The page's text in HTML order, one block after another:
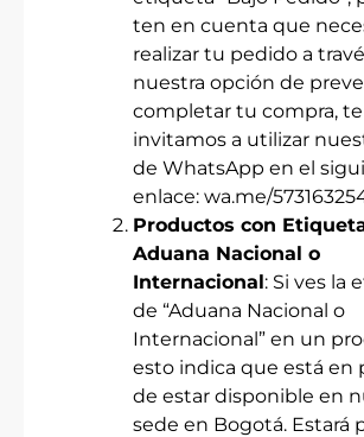
ten en cuenta que
realizar tu pedido a
nuestra opción de
completar tu compra, te
invitamos a utilizar
de WhatsApp en el
enlace: wa.me/
Productos con
Aduana Nacional o
Internacional: Si ves la
de “Aduana Nacional o
Internacional” en un
esto indica que está en
de estar disponible en
sede en Bogotá. Estará